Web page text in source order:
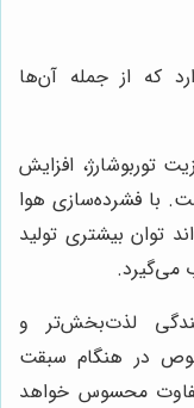
که از جمله آن‌ها
توربوشارژ، افزایش
با فشرده‌سازی هوا
توان بیشتری تولید
می‌گیرد.
لذت‌بخش‌تر و
در هنگام سبقت
تفاوت محسوس خواهد